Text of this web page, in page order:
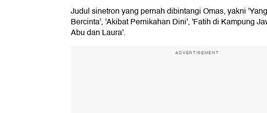
Judul sinetron yang pernah dibintangi Omas, yakni
Bercinta', 'Akibat Pernikahan Dini', 'Fatih di Kampung
Abu dan Laura'.
ADVERTISEMENT